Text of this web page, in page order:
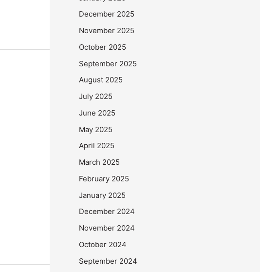
December 2025
November 2025
October 2025
September 2025
August 2025
July 2025
June 2025
May 2025
April 2025
March 2025
February 2025
January 2025
December 2024
November 2024
October 2024
September 2024